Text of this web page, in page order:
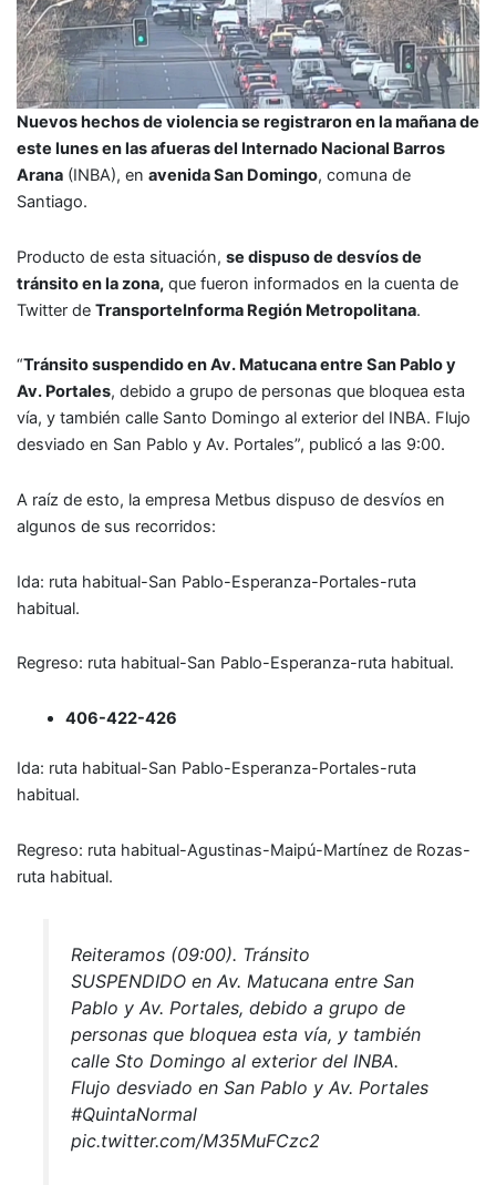
Nuevos hechos de violencia se registraron en la mañana de
este lunes en las afueras del Internado Nacional Barros
Arana (INBA), en avenida San Domingo, comuna de
Santiago.
Producto de esta situación, se dispuso de desvíos de
tránsito en la zona, que fueron informados en la cuenta de
Twitter de TransporteInforma Región Metropolitana.
“Tránsito suspendido en Av. Matucana entre San Pablo y
Av. Portales, debido a grupo de personas que bloquea esta
vía, y también calle Santo Domingo al exterior del INBA. Flujo
desviado en San Pablo y Av. Portales”, publicó a las 9:00.
A raíz de esto, la empresa Metbus dispuso de desvíos en
algunos de sus recorridos:
Ida: ruta habitual-San Pablo-Esperanza-Portales-ruta
habitual.
Regreso: ruta habitual-San Pablo-Esperanza-ruta habitual.
406-422-426
Ida: ruta habitual-San Pablo-Esperanza-Portales-ruta
habitual.
Regreso: ruta habitual-Agustinas-Maipú-Martínez de Rozas-
ruta habitual.
Reiteramos (09:00). Tránsito
SUSPENDIDO en Av. Matucana entre San
Pablo y Av. Portales, debido a grupo de
personas que bloquea esta vía, y también
calle Sto Domingo al exterior del INBA.
Flujo desviado en San Pablo y Av. Portales
#QuintaNormal
pic.twitter.com/M35MuFCzc2